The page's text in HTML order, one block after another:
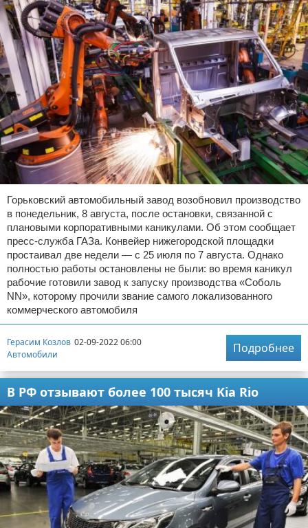
Горьковский автомобильный завод возобновил производство
в понедельник, 8 августа, после остановки, связанной с
плановыми корпоративными каникулами. Об этом сообщает
пресс-служба ГАЗа. Конвейер нижегородской площадки
простаивал две недели — с 25 июля по 7 августа. Однако
полностью работы остановлены не были: во время каникул
рабочие готовили завод к запуску производства «Соболь
NN», которому прочили звание самого локализованного
коммерческого автомобиля
Герасим Козлов 02-09-2022 06:00
Автомобили
Подробнее
В РФ отзывают более 100 тысяч Kia Rio